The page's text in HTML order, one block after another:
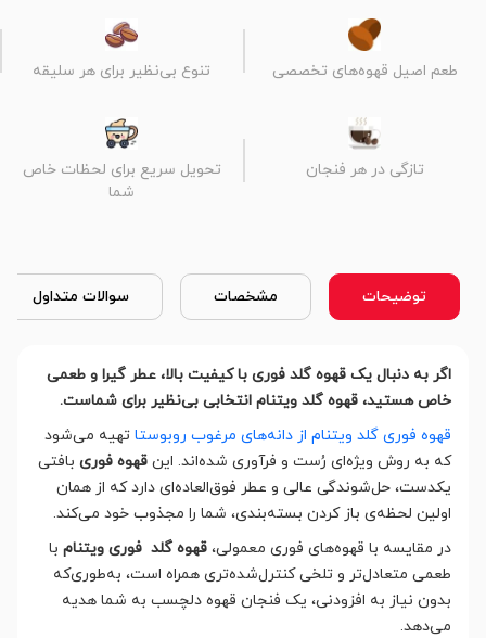
طعم اصیل قهوه‌های تخصصی تنوع بی‌نظیر برای هر سلیقه
تازگی در هر فنجان
تحویل سریع برای لحظات خاص
شما
توضیحات مشخصات سوالات متداول
اگر به دنبال یک قهوه گلد فوری با کیفیت بالا، عطر گیرا و طعمی
خاص هستید، قهوه گلد ویتنام انتخابی بی‌نظیر برای شماست.
قهوه فوری گلد ویتنام از دانه‌های مرغوب روبوستا تهیه می‌شود
که به روش ویژه‌ای رُست و فرآوری شده‌اند. این قهوه فوری بافتی
یکدست، حل‌شوندگی عالی و عطر فوق‌العاده‌ای دارد که از همان
اولین لحظه‌ی باز کردن بسته‌بندی، شما را مجذوب خود می‌کند.
در مقایسه با قهوه‌های فوری معمولی، قهوه گلد فوری ویتنام با
طعمی متعادل‌تر و تلخی کنترل‌شده‌تری همراه است، به‌طوری‌که
بدون نیاز به افزودنی، یک فنجان قهوه دلچسب به شما هدیه
می‌دهد.